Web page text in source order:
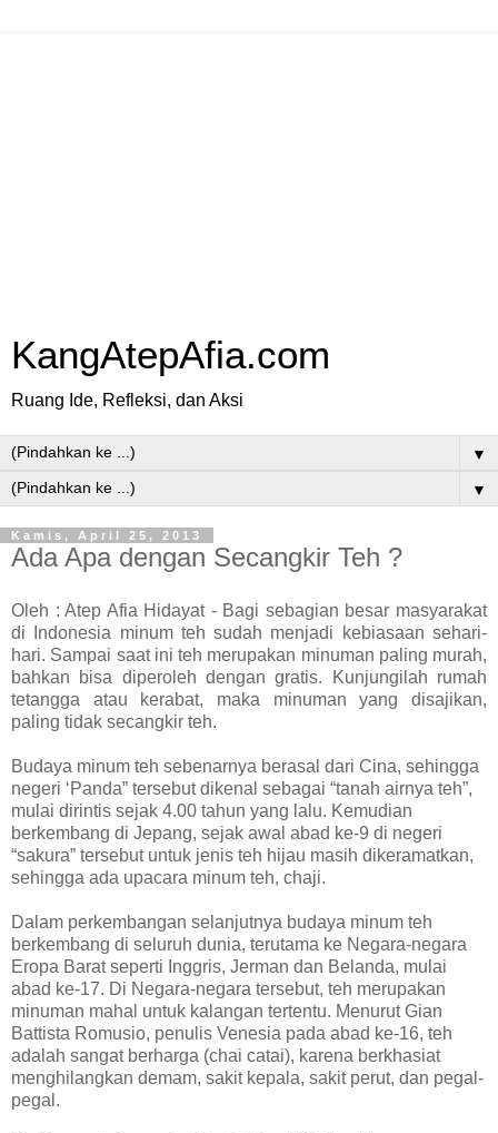
KangAtepAfia.com
Ruang Ide, Refleksi, dan Aksi
▼
▼
Kamis, April 25, 2013
Ada Apa dengan Secangkir Teh ?
Oleh : Atep Afia Hidayat - Bagi sebagian besar masyarakat
di Indonesia minum teh sudah menjadi kebiasaan sehari-
hari. Sampai saat ini teh merupakan minuman paling murah,
bahkan bisa diperoleh dengan gratis. Kunjungilah rumah
tetangga atau kerabat, maka minuman yang disajikan,
paling tidak secangkir teh.
Budaya minum teh sebenarnya berasal dari Cina, sehingga
negeri ‘Panda” tersebut dikenal sebagai “tanah airnya teh”,
mulai dirintis sejak 4.00 tahun yang lalu. Kemudian
berkembang di Jepang, sejak awal abad ke-9 di negeri
“sakura” tersebut untuk jenis teh hijau masih dikeramatkan,
sehingga ada upacara minum teh, chaji.
Dalam perkembangan selanjutnya budaya minum teh
berkembang di seluruh dunia, terutama ke Negara-negara
Eropa Barat seperti Inggris, Jerman dan Belanda, mulai
abad ke-17. Di Negara-negara tersebut, teh merupakan
minuman mahal untuk kalangan tertentu. Menurut Gian
Battista Romusio, penulis Venesia pada abad ke-16, teh
adalah sangat berharga (chai catai), karena berkhasiat
menghilangkan demam, sakit kepala, sakit perut, dan pegal-
pegal.